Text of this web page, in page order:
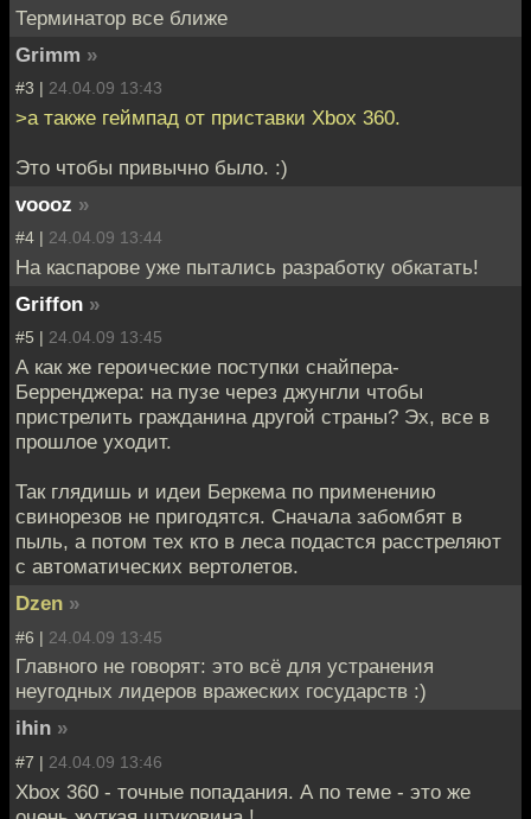
Терминатор все ближе
Grimm »
#3 | 24.04.09 13:43
>а также геймпад от приставки Xbox 360.
Это чтобы привычно было. :)
voooz »
#4 | 24.04.09 13:44
На каспарове уже пытались разработку обкатать!
Griffon »
#5 | 24.04.09 13:45
А как же героические поступки снайпера-
Берренджера: на пузе через джунгли чтобы
пристрелить гражданина другой страны? Эх, все в
прошлое уходит.
Так глядишь и идеи Беркема по применению
свинорезов не пригодятся. Сначала забомбят в
пыль, а потом тех кто в леса подастся расстреляют
с автоматических вертолетов.
Dzen »
#6 | 24.04.09 13:45
Главного не говорят: это всё для устранения
неугодных лидеров вражеских государств :)
ihin »
#7 | 24.04.09 13:46
Xbox 360 - точные попадания. А по теме - это же